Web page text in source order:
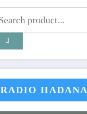
RADIO HADANA